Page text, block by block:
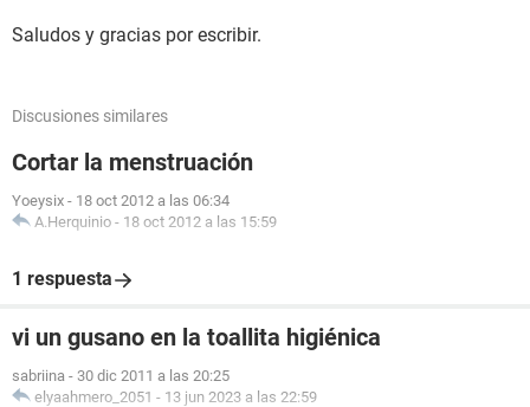
Saludos y gracias por escribir.
Discusiones similares
Cortar la menstruación
Yoeysix - 18 oct 2012 a las 06:34
A.Herquinio - 18 oct 2012 a las 15:59
1 respuesta
vi un gusano en la toallita higiénica
sabriina - 30 dic 2011 a las 20:25
elyaahmero_2051 - 13 jun 2023 a las 22:59